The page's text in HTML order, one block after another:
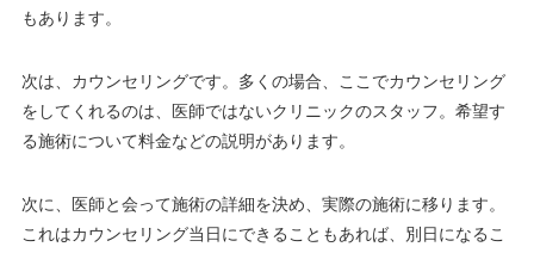
もあります。
次は、カウンセリングです。多くの場合、ここでカウンセリング
をしてくれるのは、医師ではないクリニックのスタッフ。希望す
る施術について料金などの説明があります。
次に、医師と会って施術の詳細を決め、実際の施術に移ります。
これはカウンセリング当日にできることもあれば、別日になるこ